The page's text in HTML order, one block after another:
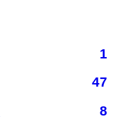
1
47
8